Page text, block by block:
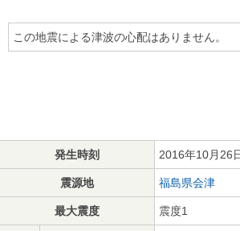
この地震による津波の心配はありません。
発生時刻 2016年10月26
震源地 福島県会津
最大震度 震度1